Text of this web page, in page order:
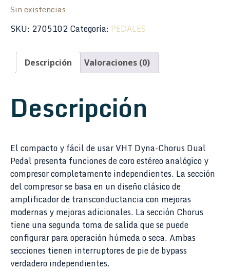
Sin existencias
SKU: 2705102Categoría: PEDALES
Descripción Valoraciones (0)
Descripción
El compacto y fácil de usar VHT Dyna-Chorus Dual
Pedal presenta funciones de coro estéreo analógico y
compresor completamente independientes. La sección
del compresor se basa en un diseño clásico de
amplificador de transconductancia con mejoras
modernas y mejoras adicionales. La sección Chorus
tiene una segunda toma de salida que se puede
configurar para operación húmeda o seca. Ambas
secciones tienen interruptores de pie de bypass
verdadero independientes.